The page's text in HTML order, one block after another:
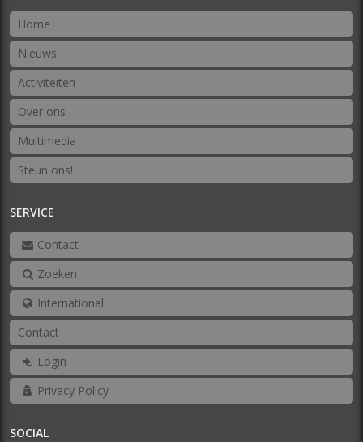
Home
Nieuws
Activiteiten
Over ons
Multimedia
Steun ons!
SERVICE
Contact
Zoeken
International
Contact
Login
Privacy Policy
SOCIAL